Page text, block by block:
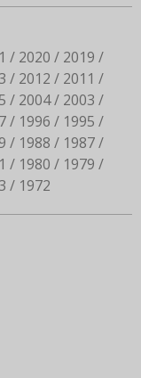
2020
2019
2012
2011
2004
2003
1996
1995
1988
1987
1980
1979
1972